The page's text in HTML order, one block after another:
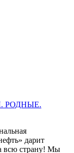
РОДНЫЕ.
дарит
всю страну! Мы